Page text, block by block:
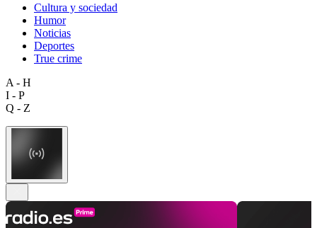
Cultura y sociedad
Humor
Noticias
Deportes
True crime
A - H
I - P
Q - Z